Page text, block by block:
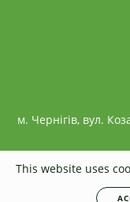
м. Чернігів, вул.
civil.stu.cn.uaAll
This website uses